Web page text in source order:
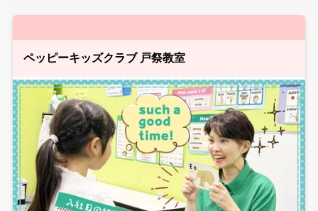
ペッピーキッズクラブ 戸祭教室